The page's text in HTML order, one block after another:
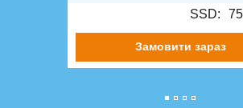
SSD:
Замовити зараз